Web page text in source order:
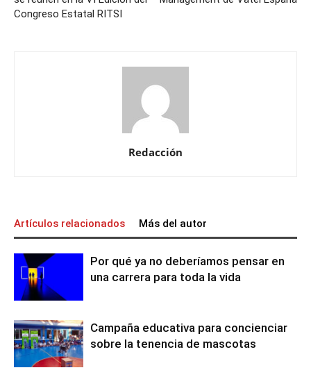
Congreso Estatal RITSI
Redacción
Artículos relacionados Más del autor
Por qué ya no deberíamos pensar en
una carrera para toda la vida
Campaña educativa para concienciar
sobre la tenencia de mascotas